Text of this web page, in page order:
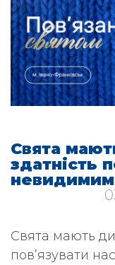
Свята
здатність
Свята мають
пов’язувати